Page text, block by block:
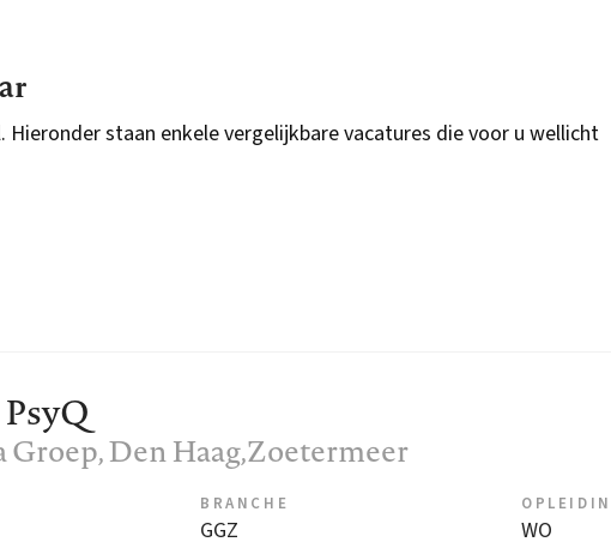
Hieronder staan enkele vergelijkbare vacatures die voor u wellicht
Groep, Den Haag,Zoetermeer
BRANCHE
GGZ WO